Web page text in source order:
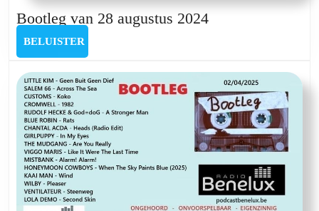
Bootleg van 28 augustus 2024Bootleg
augustus
2024
BELUISTER